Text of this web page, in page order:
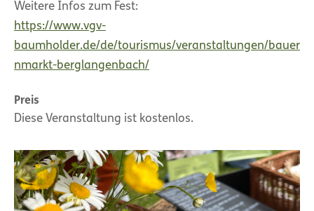
Weitere Infos zum Fest:
https://www.vgv-
baumholder.de/de/tourismus/veranstaltungen/bauer
nmarkt-berglangenbach/
Preis
Diese Veranstaltung ist kostenlos.